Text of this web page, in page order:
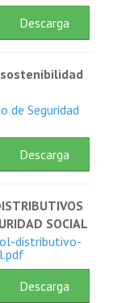
Descarga
de Seguridad
Descarga
SOCIAL
distributivo-
Descarga